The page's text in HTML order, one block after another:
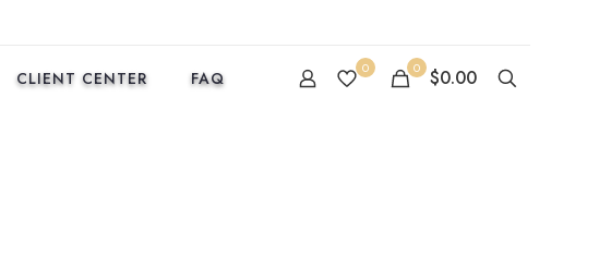
CLIENT CENTER FAQ 0 0 $0.00